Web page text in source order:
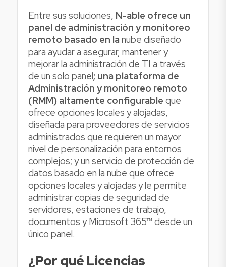
Entre sus soluciones, N-able ofrece un
panel de administración y monitoreo
remoto basado en lanube diseñado
para ayudar a asegurar, mantener y
mejorar la administración de TI a través
de un solo panel; una plataforma de
Administración y monitoreo remoto
(RMM) altamente configurableque
ofrece opciones locales y alojadas,
diseñada para proveedores de servicios
administrados que requieren un mayor
nivel de personalización para entornos
complejos; y un servicio de protección de
datos basado en la nube que ofrece
opciones locales y alojadas y le permite
administrar copias de seguridad de
servidores, estaciones de trabajo,
documentos y Microsoft 365™ desde un
único panel.
¿Por qué Licencias